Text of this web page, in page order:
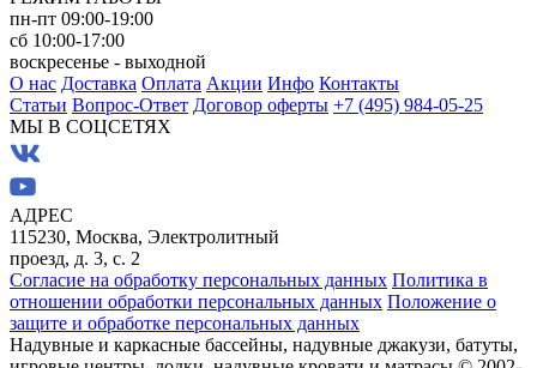
пн-пт 09:00-19:00
сб 10:00-17:00
воскресенье - выходной
О нас Доставка Оплата Акции Инфо Контакты
Статьи Вопрос-Ответ Договор оферты +7 (495) 984-05-25
МЫ В СОЦСЕТЯХ
АДРЕС
115230, Москва, Электролитный
проезд, д. 3, с. 2
Согласие на обработку персональных данных Политика в
отношении обработки персональных данных Положение о
защите и обработке персональных данных
Надувные и каркасные бассейны, надувные джакузи, батуты,